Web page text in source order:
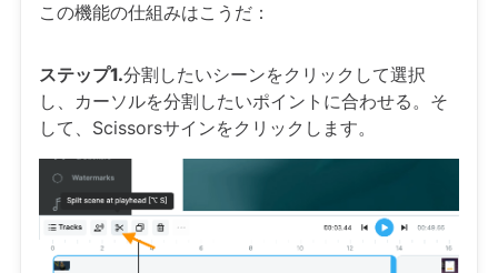
この機能の仕組みはこうだ：
ステップ1.分割したいシーンをクリックして選択
し、カーソルを分割したいポイントに合わせる。そ
して、Scissorsサインをクリックします。